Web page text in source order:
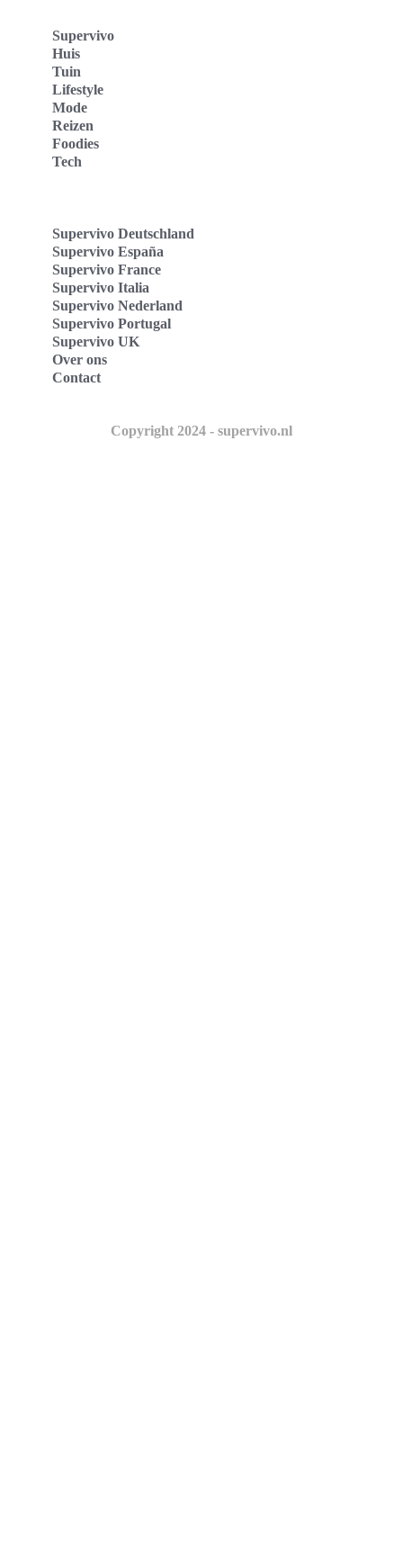
Supervivo
Huis
Tuin
Lifestyle
Mode
Reizen
Foodies
Tech
Supervivo Deutschland
Supervivo España
Supervivo France
Supervivo Italia
Supervivo Nederland
Supervivo Portugal
Supervivo UK
Over ons
Contact
Copyright 2024 - supervivo.nl